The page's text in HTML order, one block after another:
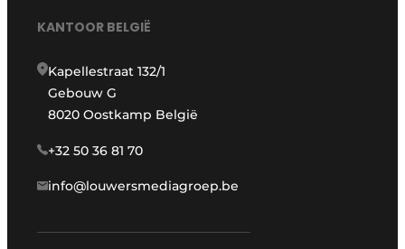
KANTOOR BELGIË
Kapellestraat 132/1
Gebouw G
8020 Oostkamp België
+32 50 36 81 70
info@louwersmediagroep.be